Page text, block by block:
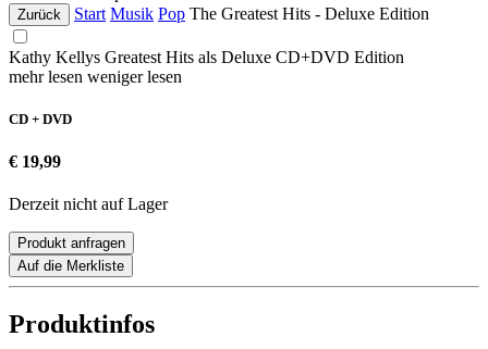
Zurück Start Musik Pop The Greatest Hits - Deluxe Edition
Kathy Kellys Greatest Hits als Deluxe CD+DVD Edition
mehr lesen weniger lesen
CD + DVD
€ 19,99
Derzeit nicht auf Lager
Produkt anfragen
Auf die Merkliste
Produktinfos